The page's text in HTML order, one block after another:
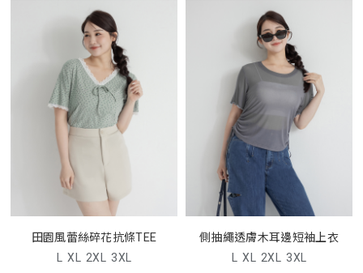
田園風蕾絲碎花抗條TEE
L XL 2XL 3XL
側抽繩透膚木耳邊短袖上衣
L XL 2XL 3XL